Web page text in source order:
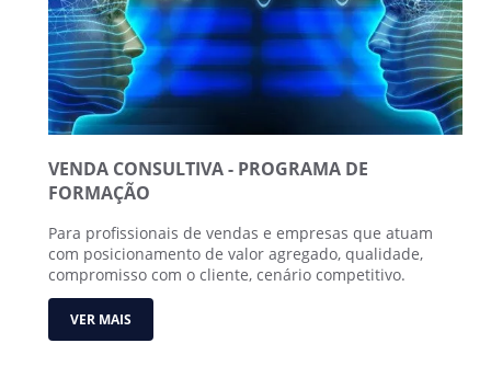
VENDA CONSULTIVA - PROGRAMA DE
FORMAÇÃO
Para profissionais de vendas e empresas que atuam
com posicionamento de valor agregado, qualidade,
compromisso com o cliente, cenário competitivo.
VER MAIS